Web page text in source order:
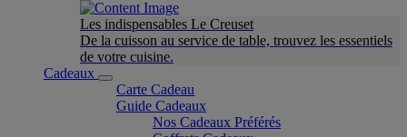
Les indispensables Le Creuset
De la cuisson au service de table, trouvez les essentiels
de votre cuisine.
Cadeaux
Carte Cadeau
Guide Cadeaux
Nos Cadeaux Préférés